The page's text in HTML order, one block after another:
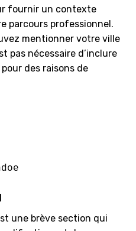
fournir un contexte
parcours professionnel.
mentionner votre ville
pas nécessaire d’inclure
des raisons de
une brève section qui